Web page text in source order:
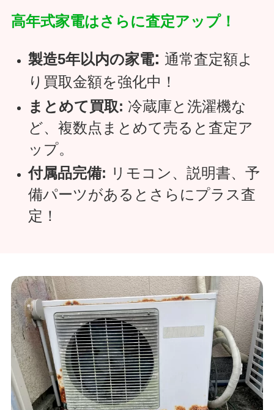
高年式家電はさらに査定アップ！
製造5年以内の家電: 通常査定額よ
り買取金額を強化中！
まとめて買取: 冷蔵庫と洗濯機な
ど、複数点まとめて売ると査定ア
ップ。
付属品完備: リモコン、説明書、予
備パーツがあるとさらにプラス査
定！